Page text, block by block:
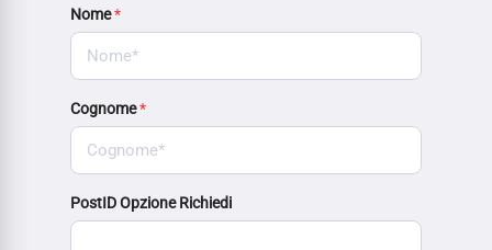
Nome*
Cognome*
PostID Opzione Richiedi